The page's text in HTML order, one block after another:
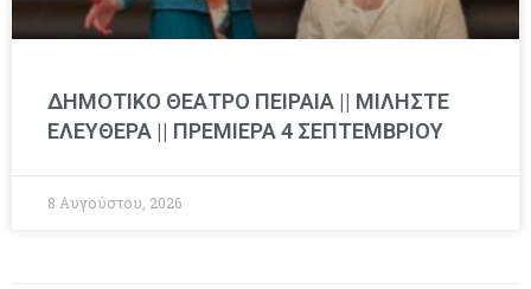
ΔΗΜΟΤΙΚΟ ΘΕΑΤΡΟ ΠΕΙΡΑΙΑ || ΜΙΛΗΣΤΕ
ΕΛΕΥΘΕΡΑ || ΠΡΕΜΙΕΡΑ 4 ΣΕΠΤΕΜΒΡΙΟΥ
8 Αυγούστου, 2026